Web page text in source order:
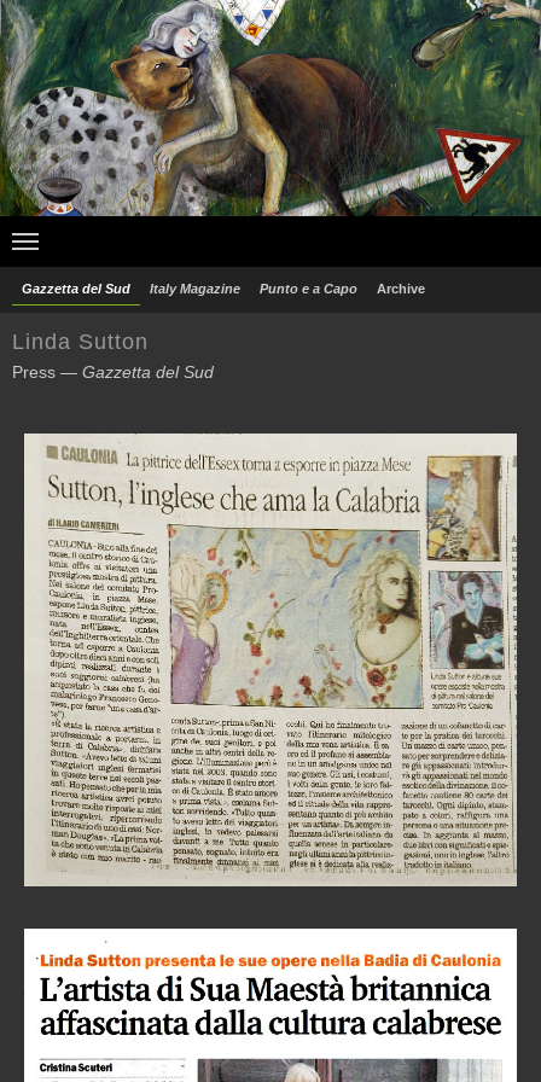
Gazzetta del Sud Italy Magazine Punto e a Capo Archive
Linda Sutton
Press — Gazzetta del Sud